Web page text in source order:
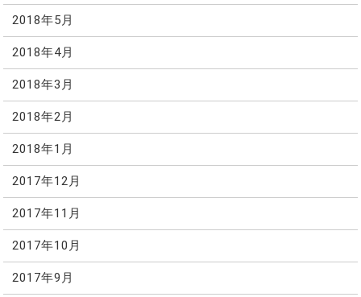
2018年5月
2018年4月
2018年3月
2018年2月
2018年1月
2017年12月
2017年11月
2017年10月
2017年9月